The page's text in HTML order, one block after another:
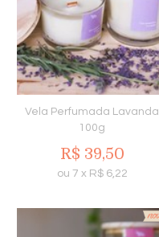
Vela Perfumada Lavanda
100g
R$ 39,50
ou 7 x R$ 6,22